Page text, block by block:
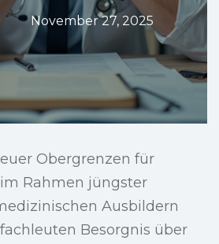
November 27, 2025
Obergrenzen für
Rahmen jüngster
Ausbildern
Besorgnis über